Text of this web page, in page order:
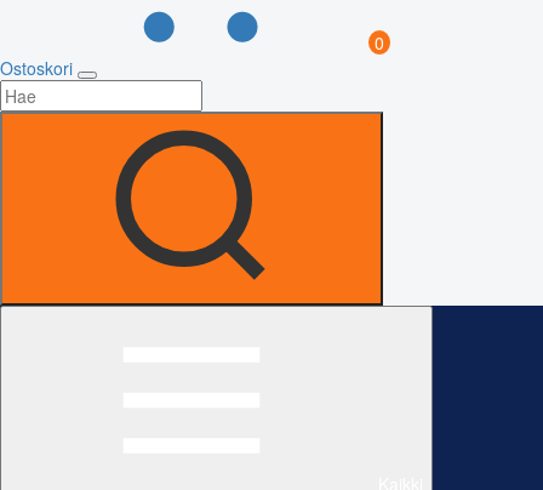
0
Ostoskori